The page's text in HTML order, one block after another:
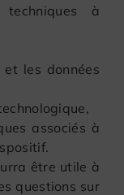
techniques à
les données
associés à
être utile à
questions sur